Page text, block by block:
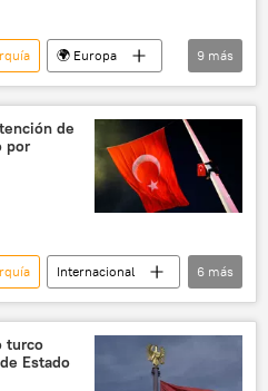
🌍 Europa
Medio
Fethulá Gulen
asilo
9 más
de
por
Internacional
detención
6 más
turco
Estado